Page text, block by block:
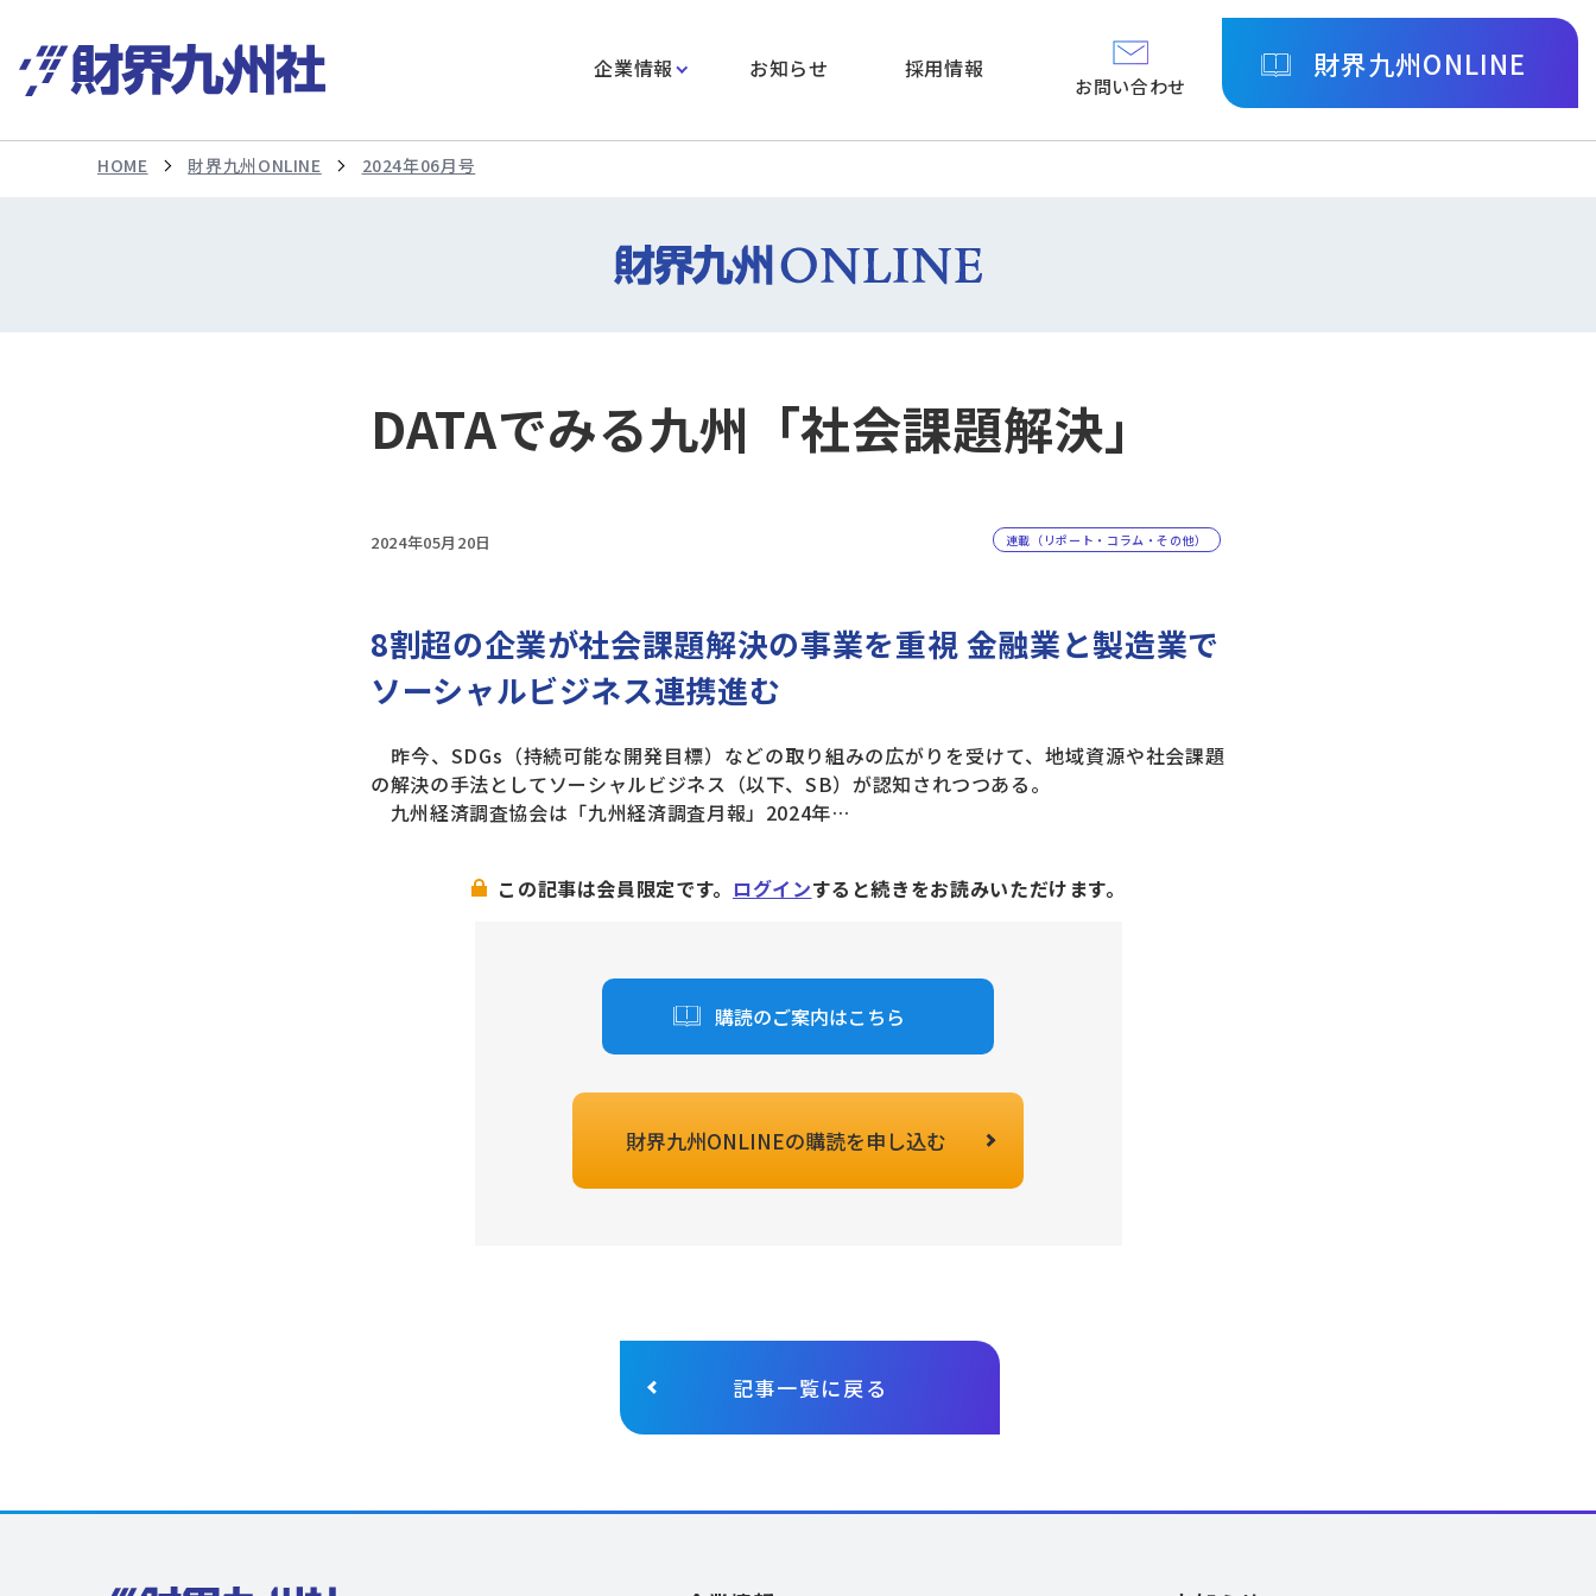
企業情報 お知らせ 採用情報
お問い合わせ
財界九州ONLINE
HOME 財界九州ONLINE 2024年06月号
DATAでみる九州「社会課題解決」
2024年05月20日 連載（リポート・コラム・その他）
8割超の企業が社会課題解決の事業を重視 金融業と製造業で
ソーシャルビジネス連携進む
昨今、SDGs（持続可能な開発目標）などの取り組みの広がりを受けて、地域資源や社会課題
の解決の手法としてソーシャルビジネス（以下、SB）が認知されつつある。
九州経済調査協会は「九州経済調査月報」2024年…
この記事は会員限定です。 ログインすると続きをお読みいただけます。
購読のご案内はこちら
財界九州ONLINEの購読を申し込む
記事一覧に戻る